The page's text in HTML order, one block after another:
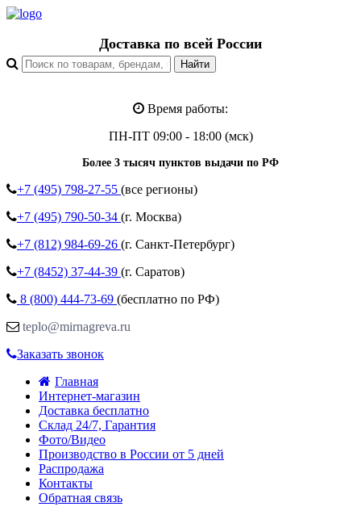
Доставка по всей России
Время работы:
ПН-ПТ 09:00 - 18:00 (мск)
Более 3 тысяч пунктов выдачи по РФ
+7 (495) 798-27-55 (все регионы)
+7 (495) 790-50-34 (г. Москва)
+7 (812) 984-69-26 (г. Санкт-Петербург)
+7 (8452) 37-44-39 (г. Саратов)
8 (800) 444-73-69 (бесплатно по РФ)
teplo@mirnagreva.ru
Заказать звонок
Главная
Интернет-магазин
Доставка бесплатно
Склад 24/7, Гарантия
Фото/Видео
Производство в России от 5 дней
Распродажа
Контакты
Обратная связь